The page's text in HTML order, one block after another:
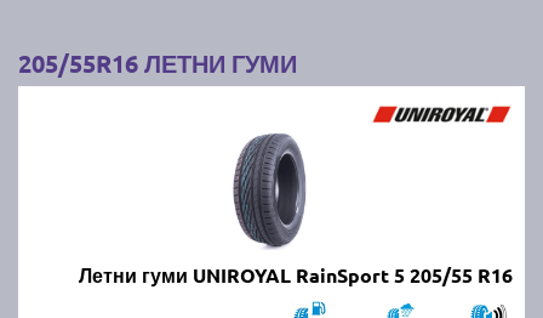
205/55R16 ЛЕТНИ ГУМИ
Летни гуми UNIROYAL RainSport 5 205/55 R16